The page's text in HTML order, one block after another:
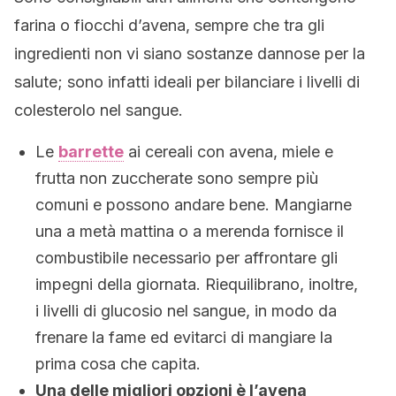
farina o fiocchi d’avena, sempre che tra gli
ingredienti non vi siano sostanze dannose per la
salute; sono infatti ideali per bilanciare i livelli di
colesterolo nel sangue.
Le barrette ai cereali con avena, miele e
frutta non zuccherate sono sempre più
comuni e possono andare bene. Mangiarne
una a metà mattina o a merenda fornisce il
combustibile necessario per affrontare gli
impegni della giornata. Riequilibrano, inoltre,
i livelli di glucosio nel sangue, in modo da
frenare la fame ed evitarci di mangiare la
prima cosa che capita.
Una delle migliori opzioni è l’avena